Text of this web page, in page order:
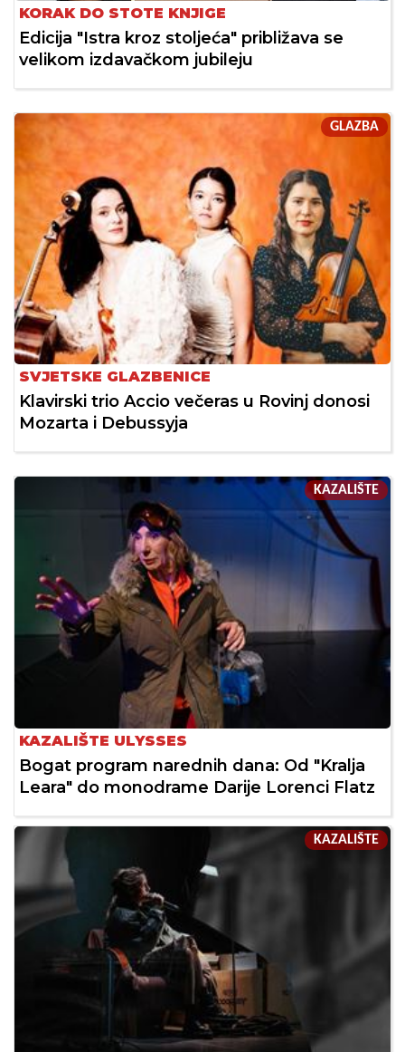
KORAK DO STOTE KNJIGE
Edicija "Istra kroz stoljeća" približava se
velikom izdavačkom jubileju
GLAZBA
SVJETSKE GLAZBENICE
Klavirski trio Accio večeras u Rovinj donosi
Mozarta i Debussyja
KAZALIŠTE
KAZALIŠTE ULYSSES
Bogat program narednih dana: Od "Kralja
Leara" do monodrame Darije Lorenci Flatz
KAZALIŠTE